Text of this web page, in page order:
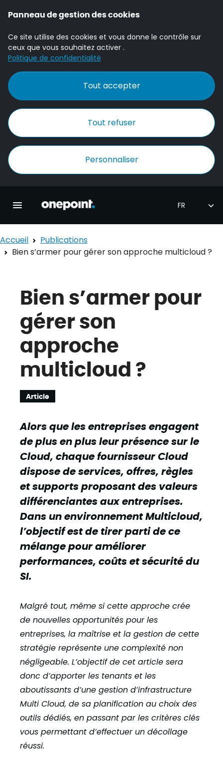
Panneau de gestion des cookies
Ce site utilise des cookies et vous donne le contrôle sur
ceux que vous souhaitez activer .
Politique de confidentialité
Tout accepter
Tout refuser
Personnaliser
Accueil Onepoint
Accueil
Publications
Bien s’armer pour gérer son approche multicloud ?
Bien s’armer pour
gérer son
approche
multicloud ?
Article
Alors que les entreprises engagent
de plus en plus leur présence sur le
Cloud, chaque fournisseur Cloud
dispose de services, offres, règles
et supports proposant des valeurs
différenciantes aux entreprises.
Dans un environnement Multicloud,
l’objectif est de tirer parti de ce
mélange pour améliorer
performances, coûts et sécurité du
SI.
Malgré tout, même si cette approche crée
de nouvelles opportunités pour les
entreprises, la maîtrise et la gestion de cette
stratégie représente une complexité non
négligeable. L’objectif de cet article sera
donc d’apporter les tenants et les
aboutissants d’une gestion d’infrastructure
Multi Cloud, de sa planification au choix des
outils dédiés, en passant par les critères clés
vous permettant d’effectuer un décollage
réussi.